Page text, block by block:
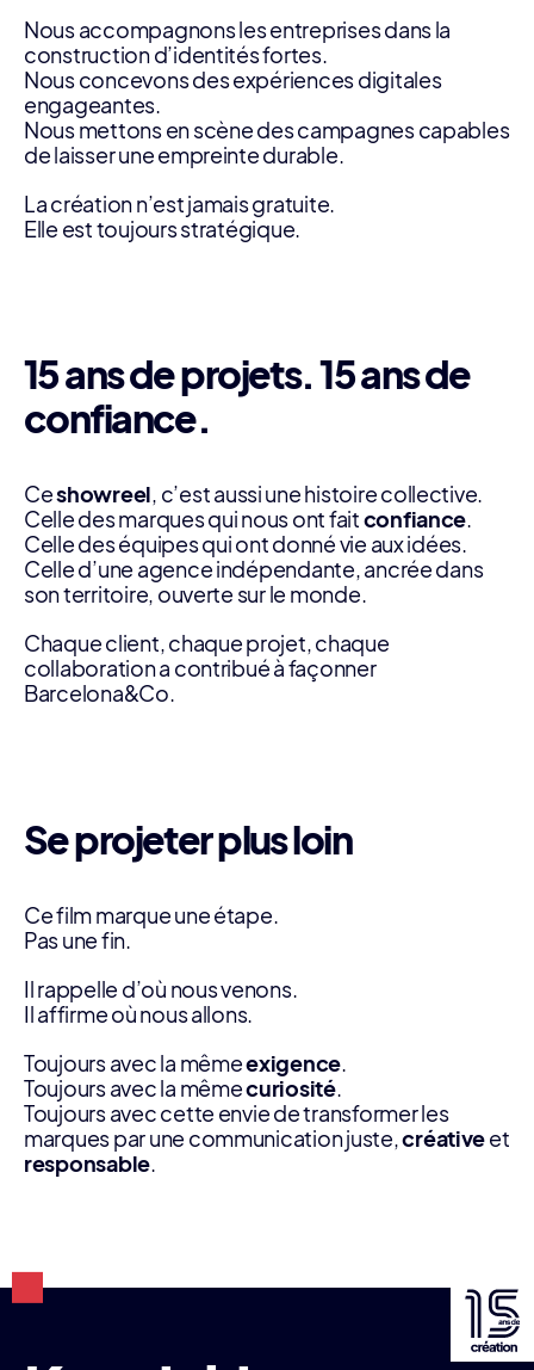
Nous accompagnons les entreprises dans la
construction d’identités fortes.
Nous concevons des expériences digitales
engageantes.
Nous mettons en scène des campagnes capables
de laisser une empreinte durable.
La création n’est jamais gratuite.
Elle est toujours stratégique.
15 ans de projets. 15 ans de
confiance.
Ceshowreel, c’est aussi une histoire collective.
Celle des marques qui nous ont faitconfiance.
Celle des équipes qui ont donné vie aux idées.
Celle d’une agence indépendante, ancrée dans
son territoire, ouverte sur le monde.
Chaque client, chaque projet, chaque
collaboration a contribué à façonner
Barcelona&Co.
Se projeter plus loin
Ce film marque une étape.
Pas une fin.
Il rappelle d’où nous venons.
Il affirme où nous allons.
Toujours avec la mêmeexigence.
Toujours avec la mêmecuriosité.
Toujours avec cette envie de transformer les
marques par une communication juste,créativeet
responsable.